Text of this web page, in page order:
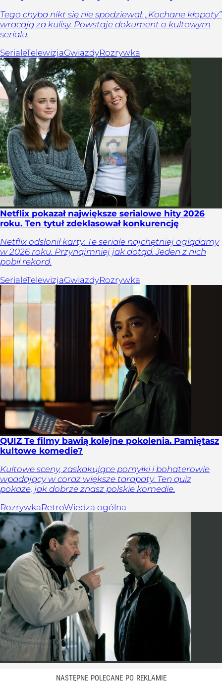
Tego chyba nikt się nie spodziewał. „Kochane kłopoty”
wracają za kulisy. Powstaje dokument o kultowym
serialu.
SerialeTelewizjaGwiazdyRozrywka
Netflix pokazał największe serialowe hity 2026
roku. Ten tytuł zdeklasował konkurencję
Netflix odsłonił karty. Te seriale najchętniej oglądamy
w 2026 roku. Przynajmniej jak dotąd. Jeden z nich
pobił rekord.
SerialeTelewizjaGwiazdyRozrywka
QUIZ Te filmy bawią kolejne pokolenia. Pamiętasz
kultowe komedie?
Kultowe sceny, zaskakujące pomyłki i bohaterowie
wpadający w coraz większe tarapaty. Ten quiz
pokaże, jak dobrze znasz polskie komedie.
RozrywkaRetroWiedza ogólna